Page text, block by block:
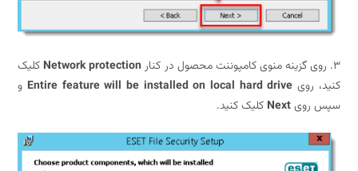
Network protectionکلیک
رویEntire feature will be installed on local hard driveو
Nextکلیک کنید.